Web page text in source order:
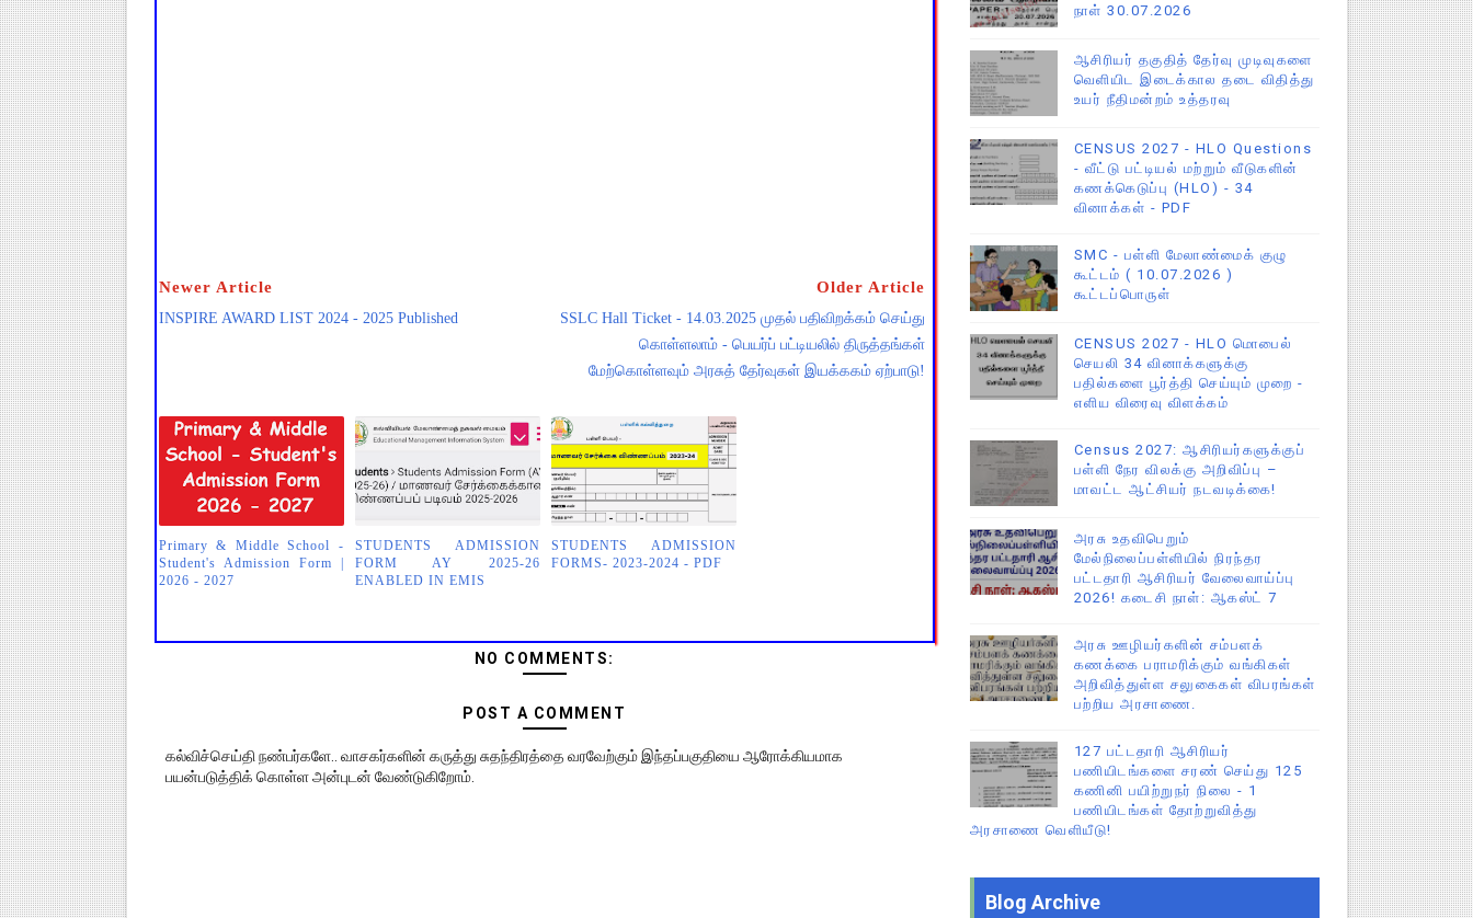
Newer Article
INSPIRE AWARD LIST 2024 - 2025 Published
Older Article
SSLC Hall Ticket - 14.03.2025 முதல் பதிவிறக்கம் செய்து
கொள்ளலாம் - பெயர்ப் பட்டியலில் திருத்தங்கள்
மேற்கொள்ளவும் அரசுத் தேர்வுகள் இயக்ககம் ஏற்பாடு!
Primary & Middle School -
Student's Admission Form |
2026 - 2027
STUDENTS ADMISSION
FORM AY 2025-26
ENABLED IN EMIS
STUDENTS ADMISSION
FORMS- 2023-2024 - PDF
NO COMMENTS:
POST A COMMENT
கல்விச்செய்தி நண்பர்களே.. வாசகர்களின் கருத்து சுதந்திரத்தை வரவேற்கும் இந்தப்பகுதியை ஆரோக்கியமாக
பயன்படுத்திக் கொள்ள அன்புடன் வேண்டுகிறோம்.
நாள் 30.07.2026
ஆசிரியர் தகுதித் தேர்வு முடிவுகளை
வெளியிட இடைக்கால தடை விதித்து
உயர் நீதிமன்றம் உத்தரவு
CENSUS 2027 - HLO Questions
- வீட்டு பட்டியல் மற்றும் வீடுகளின்
கணக்கெடுப்பு (HLO) - 34
வினாக்கள் - PDF
SMC - பள்ளி மேலாண்மைக் குழு
கூட்டம் ( 10.07.2026 )
கூட்டப்பொருள்
CENSUS 2027 - HLO மொபைல்
செயலி 34 வினாக்களுக்கு
பதில்களை பூர்த்தி செய்யும் முறை -
எளிய விரைவு விளக்கம்
Census 2027: ஆசிரியர்களுக்குப்
பள்ளி நேர விலக்கு அறிவிப்பு –
மாவட்ட ஆட்சியர் நடவடிக்கை!
அரசு உதவிபெறும்
மேல்நிலைப்பள்ளியில் நிரந்தர
பட்டதாரி ஆசிரியர் வேலைவாய்ப்பு
2026! கடைசி நாள்: ஆகஸ்ட் 7
அரசு ஊழியர்களின் சம்பளக்
கணக்கை பராமரிக்கும் வங்கிகள்
அறிவித்துள்ள சலுகைகள் விபரங்கள்
பற்றிய அரசாணை.
127 பட்டதாரி ஆசிரியர்
பணியிடங்களை சரண் செய்து 125
கணினி பயிற்றுநர் நிலை - 1
பணியிடங்கள் தோற்றுவித்து
அரசாணை வெளியீடு!
Blog Archive